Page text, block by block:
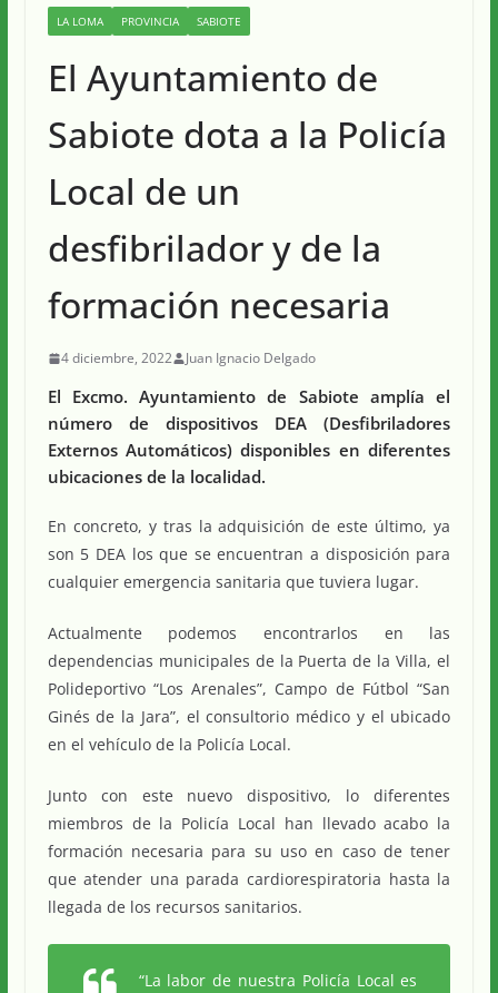
LA LOMA PROVINCIA SABIOTE
El Ayuntamiento de
Sabiote dota a la Policía
Local de un
desfibrilador y de la
formación necesaria
4 diciembre, 2022 Juan Ignacio Delgado
El Excmo. Ayuntamiento de Sabiote amplía el
número de dispositivos DEA (Desfibriladores
Externos Automáticos) disponibles en diferentes
ubicaciones de la localidad.
En concreto, y tras la adquisición de este último, ya
son 5 DEA los que se encuentran a disposición para
cualquier emergencia sanitaria que tuviera lugar.
Actualmente podemos encontrarlos en las
dependencias municipales de la Puerta de la Villa, el
Polideportivo “Los Arenales”, Campo de Fútbol “San
Ginés de la Jara”, el consultorio médico y el ubicado
en el vehículo de la Policía Local.
Junto con este nuevo dispositivo, lo diferentes
miembros de la Policía Local han llevado acabo la
formación necesaria para su uso en caso de tener
que atender una parada cardiorespiratoria hasta la
llegada de los recursos sanitarios.
“La labor de nuestra Policía Local es